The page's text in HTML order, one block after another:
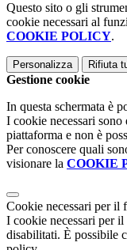
Questo sito o gli
cookie necessari al
COOKIE POLICY.
Personalizza Rifiuta
Gestione cookie
In questa schermata è
I cookie necessari
piattaforma e non è
Per conoscere quali
visionare la COOKIE
Cookie necessari per il
I cookie necessari per
disabilitati. È possibile